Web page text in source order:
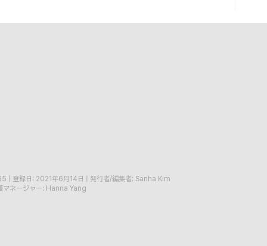
登録日: 2021年6月14日
発行者/編集者: Sanha Kim
マネージャー: Hanna Yang